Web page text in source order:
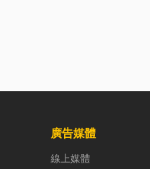
廣告媒體
線上媒體